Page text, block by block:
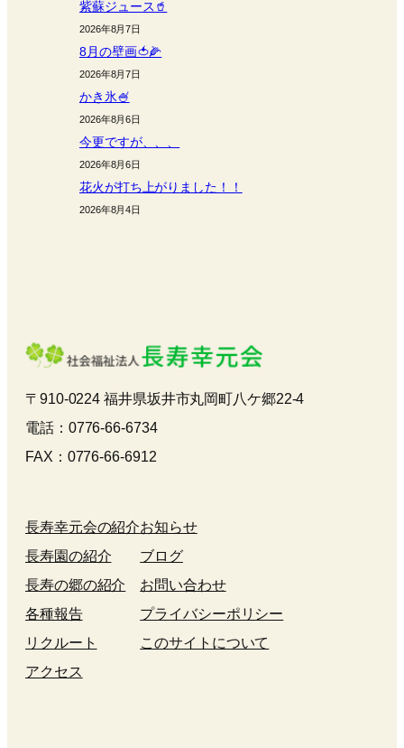
紫蘇ジュース🥤
2026年8月7日
8月の壁画🍅🌽
2026年8月7日
かき氷🍧
2026年8月6日
今更ですが、、、
2026年8月6日
花火が打ち上がりました！！
2026年8月4日
〒910-0224 福井県坂井市丸岡町八ケ郷22-4
電話：0776-66-6734
FAX：0776-66-6912
長寿幸元会の紹介
長寿園の紹介
長寿の郷の紹介
各種報告
リクルート
アクセス
お知らせ
ブログ
お問い合わせ
プライバシーポリシー
このサイトについて